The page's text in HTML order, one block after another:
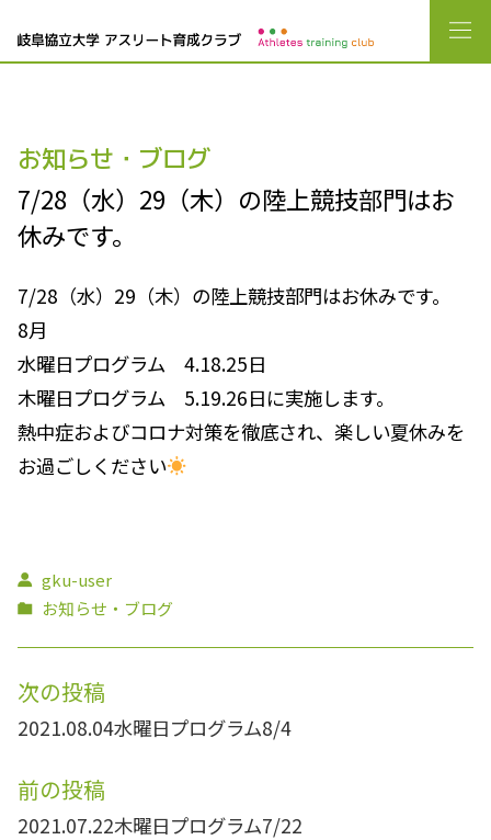
お知らせ・ブログ
7/28（水）29（木）の陸上競技部門はお
休みです。
7/28（水）29（木）の陸上競技部門はお休みです。
8月
水曜日プログラム 4.18.25日
木曜日プログラム 5.19.26日に実施します。
熱中症およびコロナ対策を徹底され、楽しい夏休みを
お過ごしください
gku-user
お知らせ・ブログ
次の投稿
2021.08.04水曜日プログラム8/4
前の投稿
2021.07.22木曜日プログラム7/22